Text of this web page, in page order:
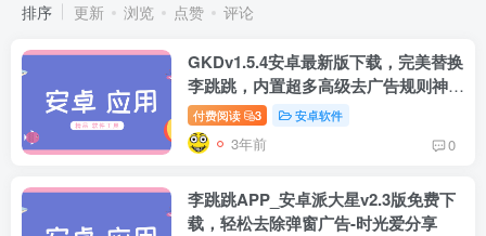
排序 更新 浏览 点赞 评论
GKDv1.5.4安卓最新版下载，完美替换
李跳跳，内置超多高级去广告规则神
器！
付费阅读 3 安卓软件
3年前 0
李跳跳APP_安卓派大星v2.3版免费下
载，轻松去除弹窗广告-时光爱分享